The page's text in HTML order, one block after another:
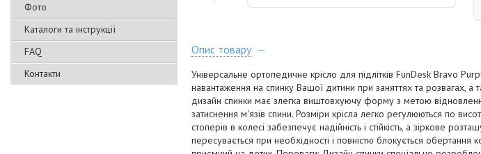
Фото
Каталоги та інструкції
FAQ
Контакти
Опис товару
Універсальне ортопедичне крісло для підлітків FunDesk Bravo
навантаження на спинку Вашої дитини при заняттях та розвагах,
дизайн спинки має злегка виштовхуючу форму з метою
затиснення м'язів спини. Розміри крісла легко регулюються по
стоперів в колесі забезпечує надійність і стійкість, а зіркове
пересувається при необхідності і повністю блокується обертання